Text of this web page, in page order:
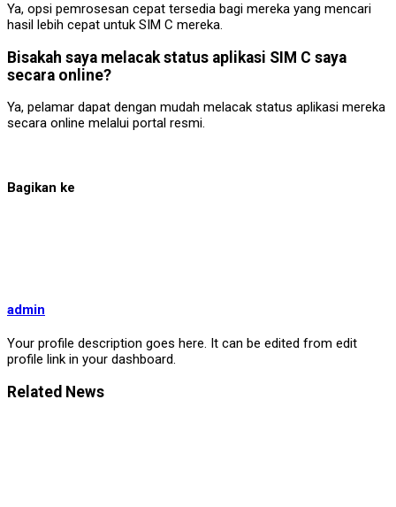
Ya, opsi pemrosesan cepat tersedia bagi mereka yang mencari
hasil lebih cepat untuk SIM C mereka.
Bisakah saya melacak status aplikasi SIM C saya
secara online?
Ya, pelamar dapat dengan mudah melacak status aplikasi mereka
secara online melalui portal resmi.
Bagikan ke
admin
Your profile description goes here. It can be edited from edit
profile link in your dashboard.
Related News